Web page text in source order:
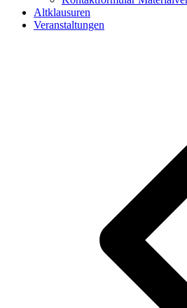
Altklausuren
Veranstaltungen